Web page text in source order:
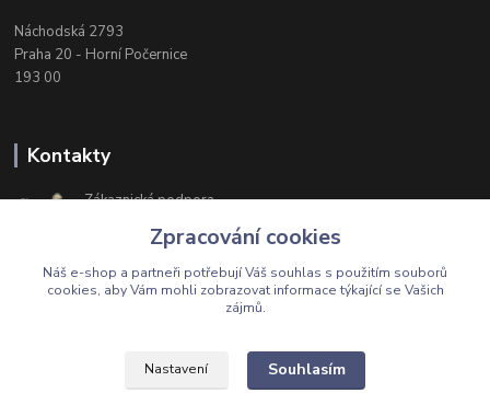
Náchodská 2793
Praha 20 - Horní Počernice
193 00
Kontakty
Zákaznická podpora
+420 603 174 975
Po-Čt, 8-16 hod. Pá 8-14 hod.
Upravit sběr cookies.
Zpracování cookies
Náš e-shop a partneři potřebují Váš souhlas s použitím souborů
cookies, aby Vám mohli zobrazovat informace týkající se Vašich
zájmů.
Nastavení Souhlasím